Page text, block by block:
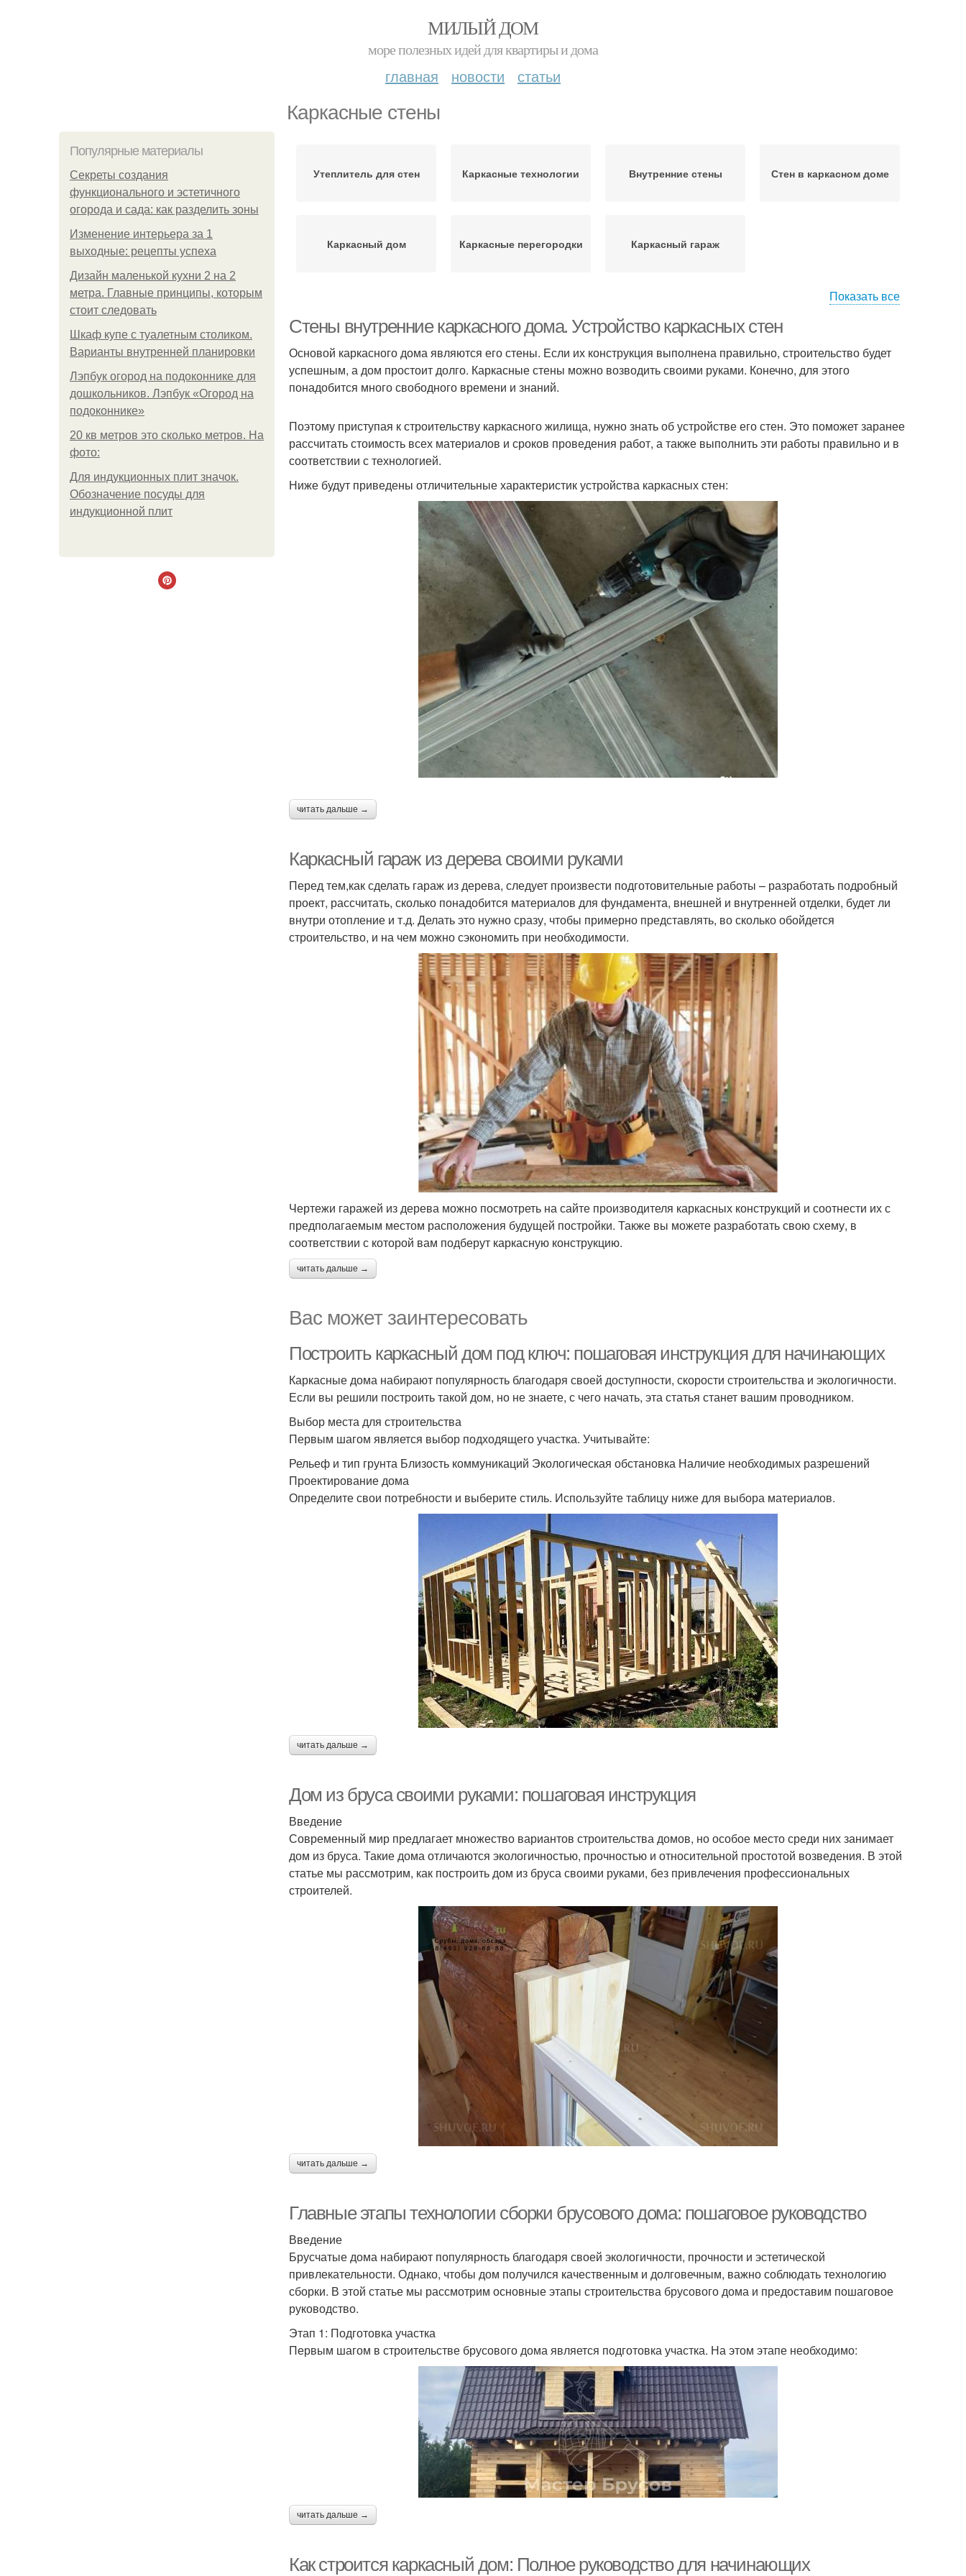
МИЛЫЙ ДОМ
море полезных идей для квартиры и дома
главная новости статьи
Каркасные стены
Популярные материалы
Секреты создания
функционального и эстетичного
огорода и сада: как разделить зоны
Изменение интерьера за 1
выходные: рецепты успеха
Дизайн маленькой кухни 2 на 2
метра. Главные принципы, которым
стоит следовать
Шкаф купе с туалетным столиком.
Варианты внутренней планировки
Лэпбук огород на подоконнике для
дошкольников. Лэпбук «Огород на
подоконнике»
20 кв метров это сколько метров. На
фото:
Для индукционных плит значок.
Обозначение посуды для
индукционной плит
Утеплитель для стен Каркасные технологии Внутренние стены Стен в каркасном доме
Каркасный дом Каркасные перегородки Каркасный гараж
Показать все
Стены внутренние каркасного дома. Устройство каркасных стен
Основой каркасного дома являются его стены. Если их конструкция выполнена правильно, строительство будет
успешным, а дом простоит долго. Каркасные стены можно возводить своими руками. Конечно, для этого
понадобится много свободного времени и знаний.
Поэтому приступая к строительству каркасного жилища, нужно знать об устройстве его стен. Это поможет заранее
рассчитать стоимость всех материалов и сроков проведения работ, а также выполнить эти работы правильно и в
соответствии с технологией.
Ниже будут приведены отличительные характеристик устройства каркасных стен:
читать дальше →
Каркасный гараж из дерева своими руками
Перед тем,как сделать гараж из дерева, следует произвести подготовительные работы – разработать подробный
проект, рассчитать, сколько понадобится материалов для фундамента, внешней и внутренней отделки, будет ли
внутри отопление и т.д. Делать это нужно сразу, чтобы примерно представлять, во сколько обойдется
строительство, и на чем можно сэкономить при необходимости.
Чертежи гаражей из дерева можно посмотреть на сайте производителя каркасных конструкций и соотнести их с
предполагаемым местом расположения будущей постройки. Также вы можете разработать свою схему, в
соответствии с которой вам подберут каркасную конструкцию.
читать дальше →
Вас может заинтересовать
Построить каркасный дом под ключ: пошаговая инструкция для начинающих
Каркасные дома набирают популярность благодаря своей доступности, скорости строительства и экологичности.
Если вы решили построить такой дом, но не знаете, с чего начать, эта статья станет вашим проводником.
Выбор места для строительства
Первым шагом является выбор подходящего участка. Учитывайте:
Рельеф и тип грунта Близость коммуникаций Экологическая обстановка Наличие необходимых разрешений
Проектирование дома
Определите свои потребности и выберите стиль. Используйте таблицу ниже для выбора материалов.
читать дальше →
Дом из бруса своими руками: пошаговая инструкция
Введение
Современный мир предлагает множество вариантов строительства домов, но особое место среди них занимает
дом из бруса. Такие дома отличаются экологичностью, прочностью и относительной простотой возведения. В этой
статье мы рассмотрим, как построить дом из бруса своими руками, без привлечения профессиональных
строителей.
читать дальше →
Главные этапы технологии сборки брусового дома: пошаговое руководство
Введение
Брусчатые дома набирают популярность благодаря своей экологичности, прочности и эстетической
привлекательности. Однако, чтобы дом получился качественным и долговечным, важно соблюдать технологию
сборки. В этой статье мы рассмотрим основные этапы строительства брусового дома и предоставим пошаговое
руководство.
Этап 1: Подготовка участка
Первым шагом в строительстве брусового дома является подготовка участка. На этом этапе необходимо:
читать дальше →
Как строится каркасный дом: Полное руководство для начинающих